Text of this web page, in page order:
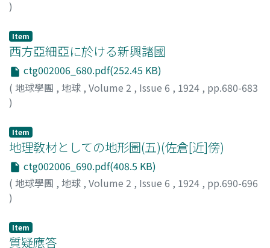
)
Item
西方亞細亞に於ける新興諸國
ctg002006_680.pdf(252.45 KB)
( 地球學團 , 地球 , Volume 2 , Issue 6 , 1924 , pp.680-683
)
Item
地理敎材としての地形圖(五)(佐倉[近]傍)
ctg002006_690.pdf(408.5 KB)
( 地球學團 , 地球 , Volume 2 , Issue 6 , 1924 , pp.690-696
)
Item
質疑應答